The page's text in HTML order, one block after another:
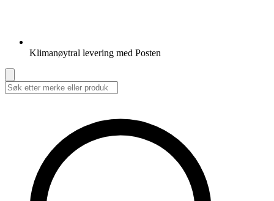
Klimanøytral levering med Posten